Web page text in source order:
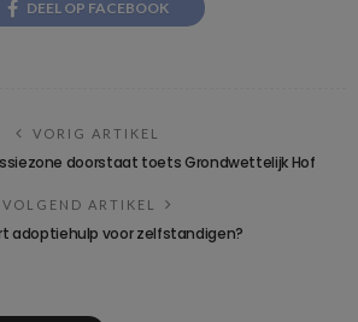
DEEL OP FACEBOOK
VORIG ARTIKEL
doorstaat toets Grondwettelijk Hof
VOLGEND ARTIKEL
adoptiehulp voor zelfstandigen?